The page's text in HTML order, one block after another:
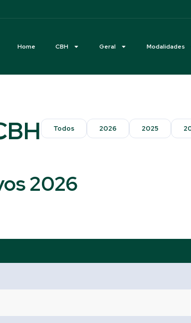
Home CBH Geral Modalidades
Todos 2026 2025
2026